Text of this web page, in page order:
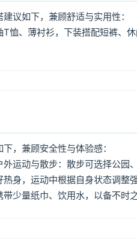
议如下，兼顾舒适与实用性：
恤、薄衬衫，下装搭配短裤、
，兼顾安全性与体验感：
运动与散步：散步可选择公园
身，运动中根据自身状态调整
少量纸巾、饮用水，以备不时之